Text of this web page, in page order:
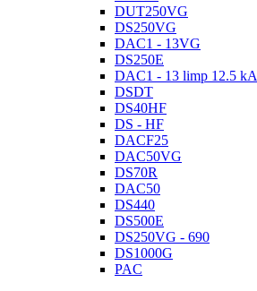
DUT250VG
DS250VG
DAC1 - 13VG
DS250E
DAC1 - 13 limp 12.5 kA
DSDT
DS40HF
DS - HF
DACF25
DAC50VG
DS70R
DAC50
DS440
DS500E
DS250VG - 690
DS1000G
PAC